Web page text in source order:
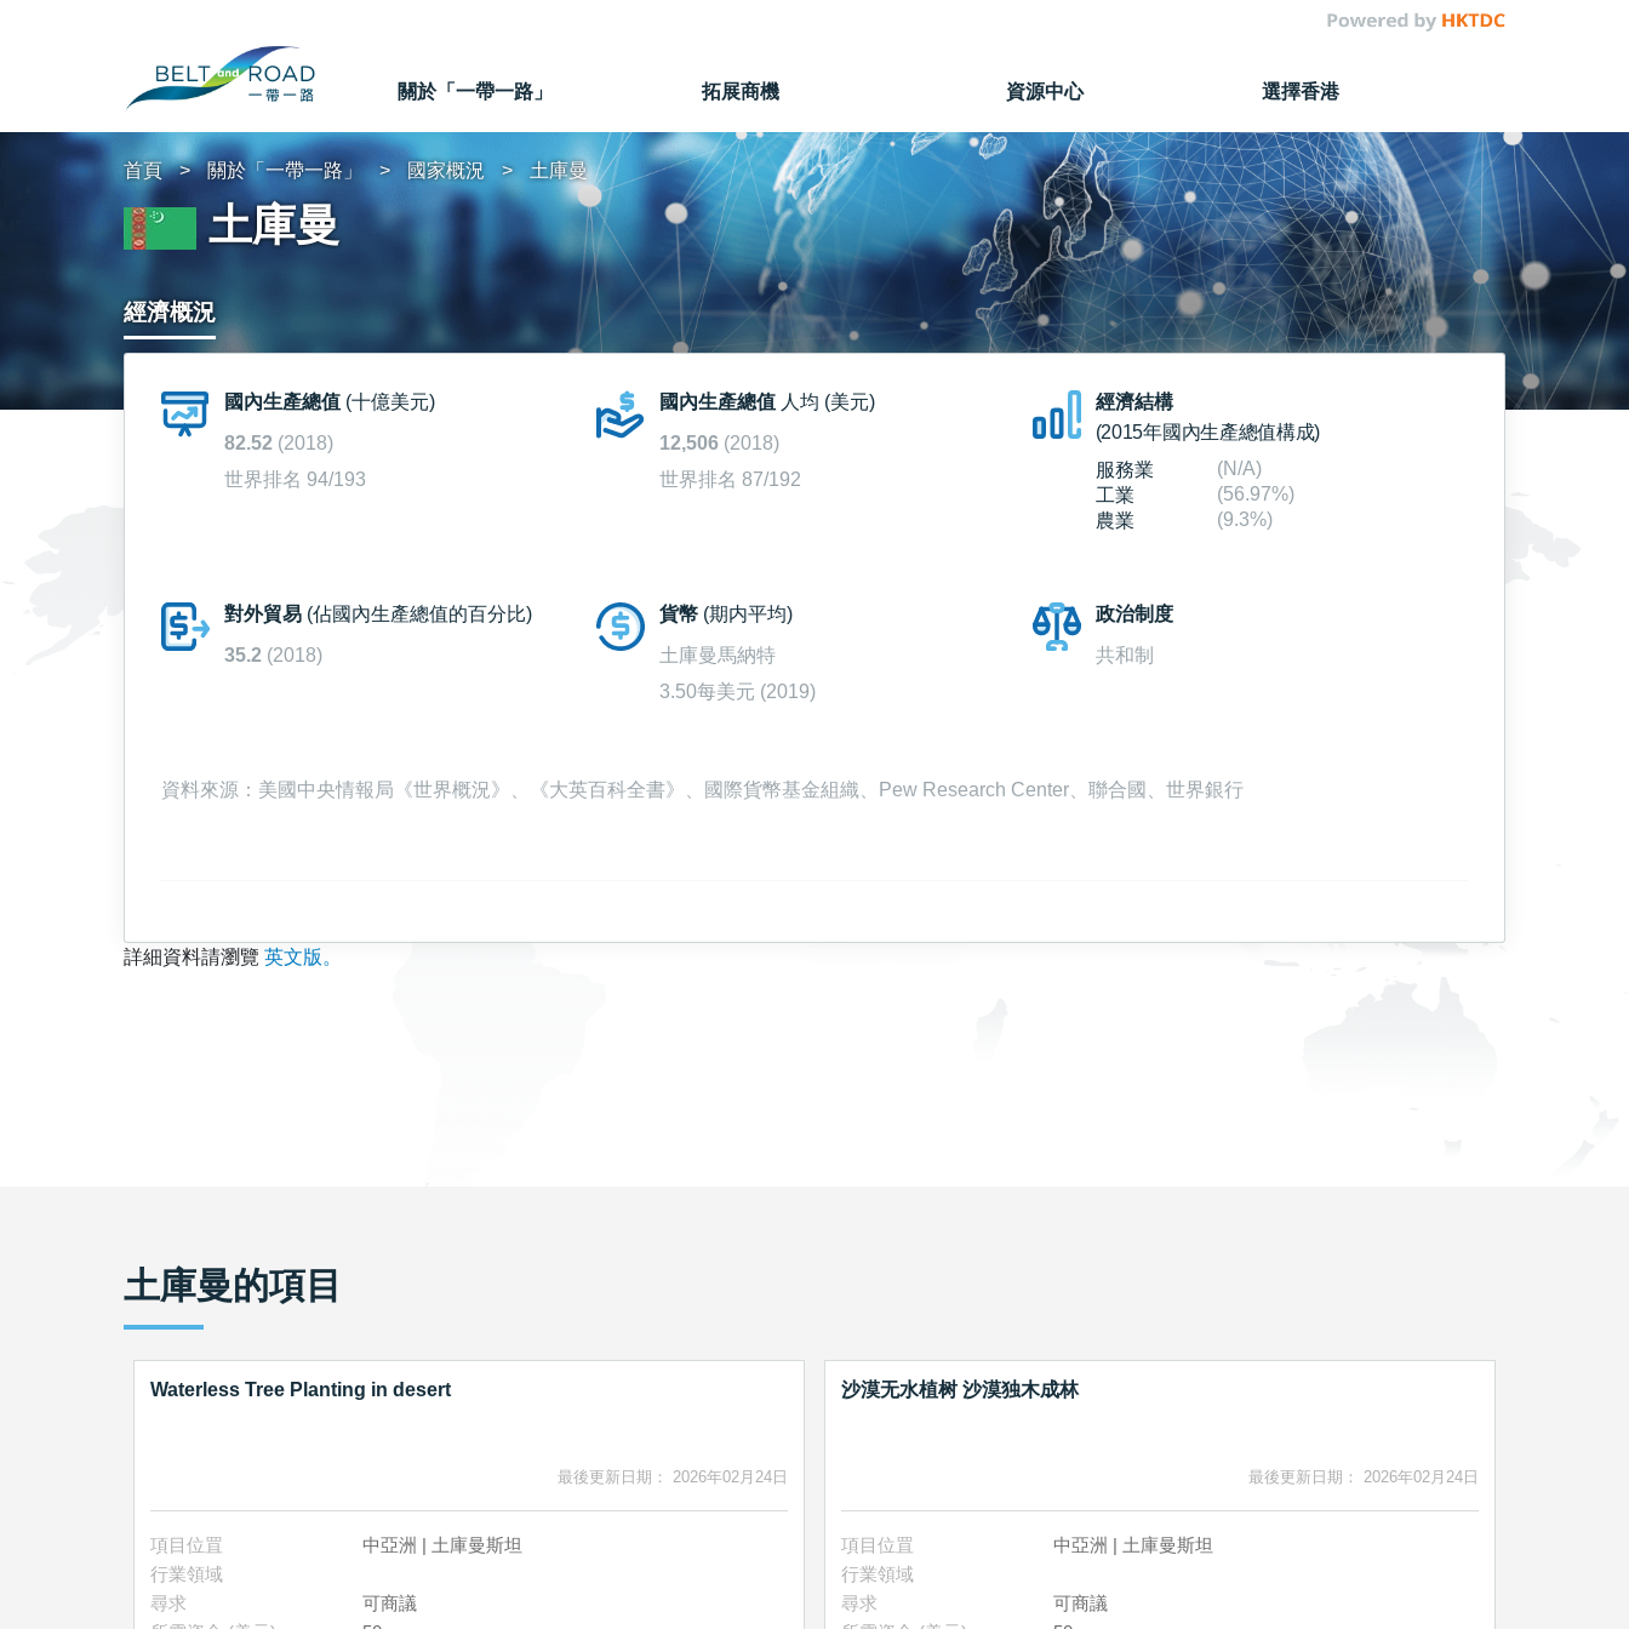
關於「一帶一路」 拓展商機 資源中心 選擇香港
首頁 關於「一帶一路」 國家概況 土庫曼
土庫曼
經濟概況
國內生產總值 (十億美元)
82.52 (2018)
世界排名 94/193
國內生產總值 人均 (美元)
12,506 (2018)
世界排名 87/192
經濟結構
(2015年國內生產總值構成)
服務業
(N/A)
工業
(56.97%)
農業
(9.3%)
對外貿易 (佔國內生產總值的百分比)
35.2 (2018)
貨幣 (期内平均)
土庫曼馬納特
3.50每美元 (2019)
政治制度
共和制
資料來源：美國中央情報局《世界概況》、《大英百科全書》、國際貨幣基金組織、Pew Research Center、聯合國、世界銀行
詳細資料請瀏覽 英文版。
土庫曼的項目
Waterless Tree Planting in desert
最後更新日期： 2026年02月24日
項目位罝
中亞洲 | 土庫曼斯坦
行業領域
尋求
可商議
沙漠无水植树 沙漠独木成林
最後更新日期： 2026年02月24日
項目位罝
中亞洲 | 土庫曼斯坦
行業領域
尋求
可商議